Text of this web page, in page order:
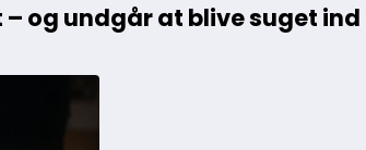
– og undgår at blive suget ind